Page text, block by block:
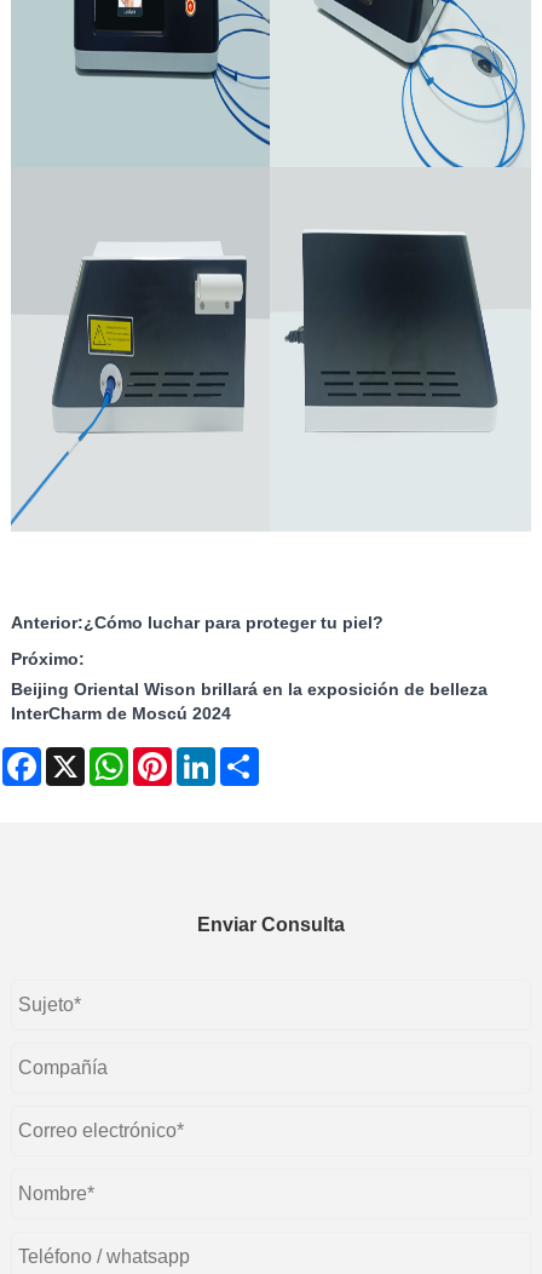
Anterior:¿Cómo luchar para proteger tu piel?
Próximo:
Beijing Oriental Wison brillará en la exposición de belleza
InterCharm de Moscú 2024
Facebook
X WhatsAppPinterestLinkedIn
Enviar Consulta